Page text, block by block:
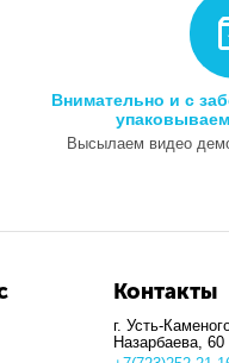
Внимательно и с
Высылаем видео
Контакты
г. Усть-
Назарбаева, 60